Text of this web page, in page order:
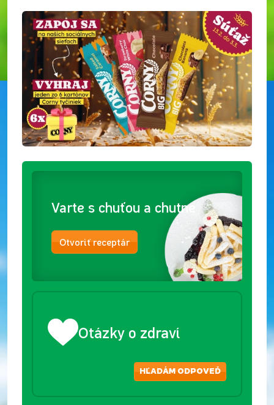
Varte s chuťou a chutne
Otvoriť receptár
Otázky o zdraví
HĽADÁM ODPOVEĎ